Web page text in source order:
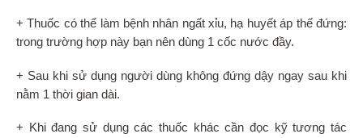
+ Thuốc có thể làm bệnh nhân ngất xỉu, hạ huyết áp thế đứng:
trong trường hợp này bạn nên dùng 1 cốc nước đầy.
+ Sau khi sử dụng người dùng không đứng dậy ngay sau khi
nằm 1 thời gian dài.
+ Khi đang sử dụng các thuốc khác cần đọc kỹ tương tác